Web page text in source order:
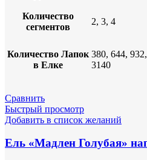
Количество
сегментов
2, 3, 4
Количество Лапок
в Елке
380, 644,
3140
Сравнить
Быстрый просмотр
Добавить в список желаний
Ель «Мадлен Голубая»